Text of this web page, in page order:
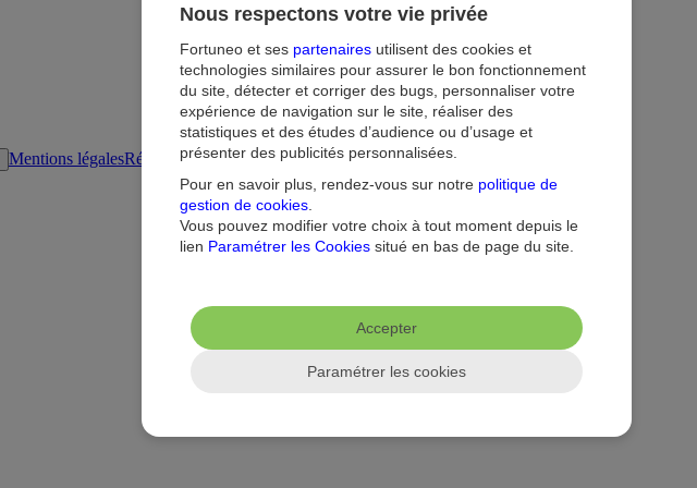
Mentions légalesRéglementationDroit au compte et clients fragiles
Nous respectons votre vie privée
Fortuneo et ses partenaires utilisent des cookies et
technologies similaires pour assurer le bon fonctionnement
du site, détecter et corriger des bugs, personnaliser votre
expérience de navigation sur le site, réaliser des
statistiques et des études d’audience ou d’usage et
présenter des publicités personnalisées.
Pour en savoir plus, rendez-vous sur notre politique de
gestion de cookies
Vous pouvez modifier votre choix à tout moment depuis le
lien Paramétrer les Cookies situé en bas de page du site.
Accepter
Paramétrer les cookies